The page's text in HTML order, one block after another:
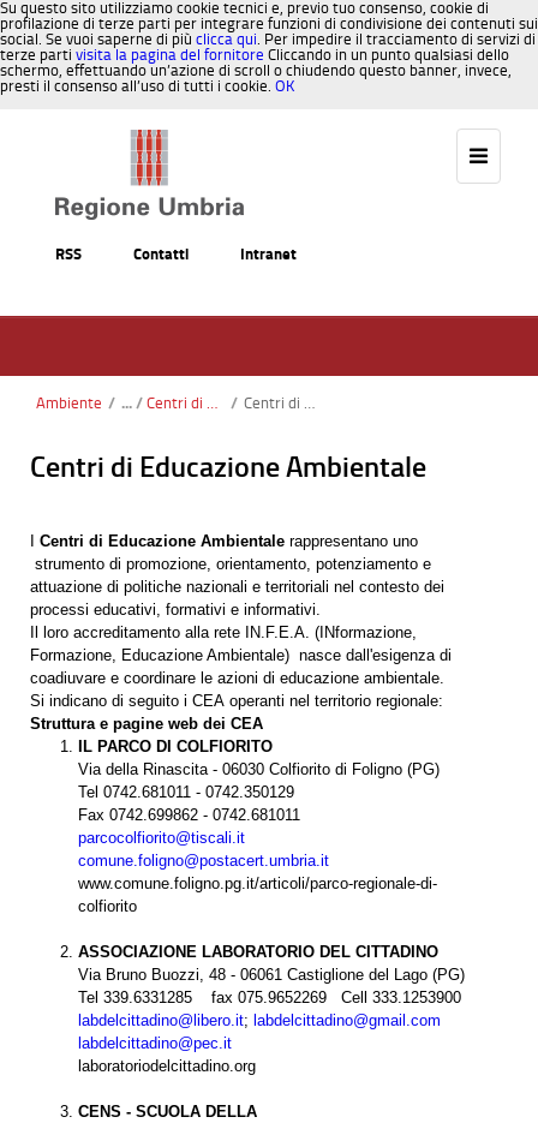
Su questo sito utilizziamo cookie tecnici e, previo tuo consenso, cookie di
profilazione di terze parti per integrare funzioni di condivisione dei contenuti sui
social. Se vuoi saperne di più clicca qui. Per impedire il tracciamento di servizi di
terze parti visita la pagina del fornitore Cliccando in un punto qualsiasi dello
schermo, effettuando un’azione di scroll o chiudendo questo banner, invece,
presti il consenso all’uso di tutti i cookie. OK
RSS Contatti Intranet
Ambiente / Centri di educazione ambientale CEA – rete IN.F.E.A. / Centri di educazione ambientale
Centri di Educazione Ambientale
I Centri di Educazione Ambientale rappresentano uno
strumento di promozione, orientamento, potenziamento e
attuazione di politiche nazionali e territoriali nel contesto dei
processi educativi, formativi e informativi.
Il loro accreditamento alla rete IN.F.E.A. (INformazione,
Formazione, Educazione Ambientale) nasce dall'esigenza di
coadiuvare e coordinare le azioni di educazione ambientale.
Si indicano di seguito i CEA operanti nel territorio regionale:
Struttura e pagine web dei CEA
IL PARCO DI COLFIORITO
Via della Rinascita - 06030 Colfiorito di Foligno (PG)
Tel 0742.681011 - 0742.350129
Fax 0742.699862 - 0742.681011
parcocolfiorito@tiscali.it
comune.foligno@postacert.umbria.it
www.comune.foligno.pg.it/articoli/parco-regionale-di-
colfiorito
ASSOCIAZIONE LABORATORIO DEL CITTADINO
Via Bruno Buozzi, 48 - 06061 Castiglione del Lago (PG)
Tel 339.6331285 fax 075.9652269 Cell 333.1253900
labdelcittadino@libero.it; labdelcittadino@gmail.com
labdelcittadino@pec.it
laboratoriodelcittadino.org
CENS - SCUOLA DELLA